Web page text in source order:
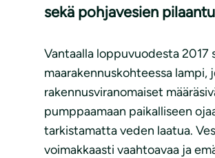
sekä pohjavesien
Vantaalla loppuvuodesta 2017
maarakennuskohteessa lampi,
rakennusviranomaiset
pumppaamaan paikalliseen
tarkistamatta veden laatua.
voimakkaasti vaahtoavaa ja